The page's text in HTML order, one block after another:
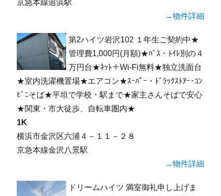
京急本線追浜駅
→物件詳細
第2ハイツ岩沢102 １年生ご契約中★
管理費1,000円(月額)★ﾊﾞｽ・ﾄｲﾚ別の４
万円台★ﾈｯﾄ＋Wi-Fi無料★独立洗面台
★室内洗濯機置場★エアコン★ｽｰﾊﾟｰ・ﾄﾞﾗｯｸｽﾄｱｰ･ｺﾝ
ﾋﾞﾆそば★平坦で学校・駅まで★家主さんそばで安心
★関東・市大徒歩、自転車圏内★
1K
横浜市金沢区六浦４－１１－２８
京急本線金沢八景駅
→物件詳細
ドリームハイツ 満室御礼申し上げま